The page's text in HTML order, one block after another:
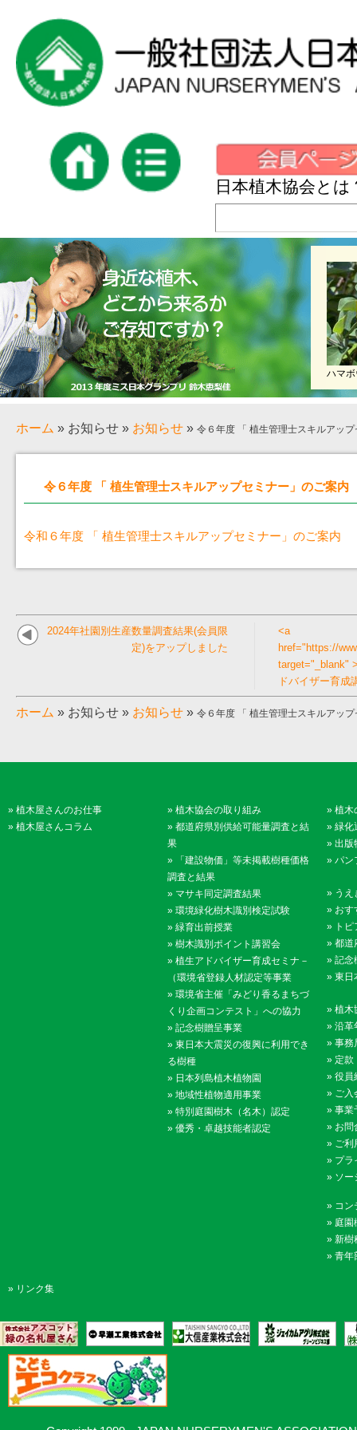
日本植木協会とは
ハマ
ホーム » お知らせ » お知らせ » 令６年度 「 植生管理士スキルアッ
令６年度 「 植生管理士スキルアップセミナー」のご案内
令和６年度 「 植生管理士スキルアップセミナー」のご案内
2024年社園別生産数量調査結果(会員限
定)をアップしました
<a
href="https://
target="_blank"
ドバイザー育成
ホーム » お知らせ » お知らせ » 令６年度 「 植生管理士スキルアッ
» 植木屋さんのお仕事
» 植木屋さんコラム
» 植木協会の取り組み
» 都道府県別供給可能量調査と結
果
»
「建設物価」等未掲載樹種価格
調査と結果
» マサキ同定調査結果
» 環境緑化樹木識別検定試験
» 緑育出前授業
» 樹木識別ポイント講習会
» 植生アドバイザー育成セミナ－
（環境省登録人材認定等事業
» 環境省主催「みどり香るまちづ
くり企画コンテスト」への協力
» 記念樹贈呈事業
» 東日本大震災の復興に利用でき
る樹種
» 日本列島植木植物園
» 地域性植物適用事業
» 特別庭園樹木（名木）認定
» 優秀・卓越技能者認定
» 植木
» 緑化
» 出版
» パン
» うえ
» おす
» ト
» 都道
» 記念
» 東日
» 植木
» 沿革
» 事務
» 定款
» 役員
» ご入
» 事業
» お問
» ご利
» プラ
» ソー
» コン
» 庭園
» 新樹
» 青年
» リンク集